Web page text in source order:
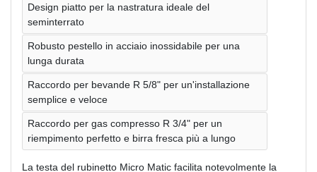
Design piatto per la nastratura ideale del
seminterrato
Robusto pestello in acciaio inossidabile per una
lunga durata
Raccordo per bevande R 5/8" per un'installazione
semplice e veloce
Raccordo per gas compresso R 3/4" per un
riempimento perfetto e birra fresca più a lungo
La testa del rubinetto Micro Matic facilita notevolmente la